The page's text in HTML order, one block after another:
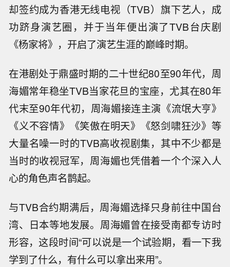
却签约成为香港无线电视（TVB）旗下艺人，成
功跻身演艺圈，并于当年便出演了TVB台庆剧
《杨家将》，开启了演艺生涯的巅峰时期。
在港剧处于鼎盛时期的二十世纪80至90年代，周
海媚常年稳坐TVB当家花旦的宝座，尤其在80年
代末至90年代初，周海媚接连主演《流氓大亨》
《义不容情》《笑傲在明天》《怒剑啸狂沙》等
大量名噪一时的TVB高收视剧集，其中不少都是
当时的收视冠军，周海媚也凭借着一个个深入人
心的角色声名鹊起。
与TVB合约期满后，周海媚选择只身前往中国台
湾、日本等地发展。周海媚曾在接受南都专访时
形容，这段时间“可以说是一个试验期，看一下我
学到了什么，有什么可以拿出来用”。